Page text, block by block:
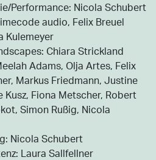
Performance: Nicola Schubert
audio, Felix Breuel
Kulemeyer
Chiara Strickland
Adams, Olja Artes, Felix
Markus Friedmann, Justine
Kusz, Fiona Metscher, Robert
Simon Rußig, Nicola
Nicola Schubert
Laura Sallfellner